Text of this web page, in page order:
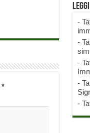
*
-
-
-
-
-